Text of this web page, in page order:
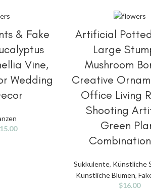
& Fake
Vine,
Wedding
15.00
Artificial
Large
Mushroom
Creative
Office Living
Shooting
Green
Sukkulente, Künstliche
Künstliche Blumen,
$16.00